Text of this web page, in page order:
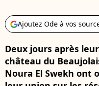
Ajoutez Ode à vos
Deux jours après
château du
Noura El Swekh ont